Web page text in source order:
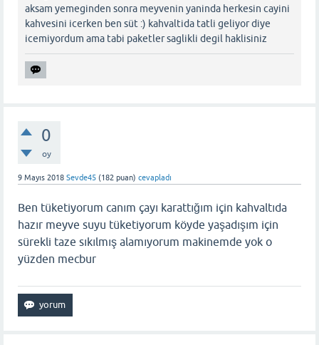
aksam yemeginden sonra meyvenin yaninda herkesin cayini
kahvesini icerken ben süt :) kahvaltida tatli geliyor diye
icemiyordum ama tabi paketler saglikli degil haklisiniz
0
oy
9 Mayıs 2018 Sevde45 (182 puan) cevapladı
Ben tüketiyorum canım çayı karattığım için kahvaltıda
hazır meyve suyu tüketiyorum köyde yaşadışım için
sürekli taze sıkılmış alamıyorum makinemde yok o
yüzden mecbur